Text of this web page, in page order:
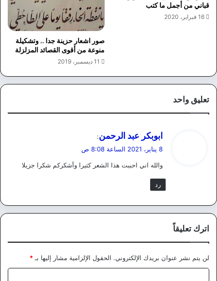
قباني من أجمل ما كتب
16 فبراير، 2020
صور اشعار حزينة جدا .. وتشكيلة
منوعة من أقوى القصائد المزلزلة
11 ديسمبر، 2019
تعليق واحد
ي
ل
ابوبكر عبد الرحمن:
8 يناير، 2021 الساعة 8:08 ص
والله اني احببت هذا الشعر كثيرا وأشكركم شكرا جزيلا
رد
اترك تعليقاً
لن يتم نشر عنوان بريدك الإلكتروني. الحقول الإلزامية مشار إليها بـ *